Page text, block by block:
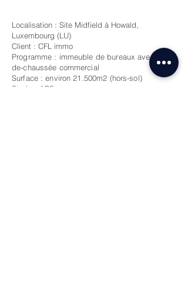
Localisation : Site Midfield à Howald,
Luxembourg (LU)
Client : CFL immo
Programme : immeuble de bureaux avec rez-
de-chaussée commercial
Surface : environ 21.500m2 (hors-sol)
Stade : APS